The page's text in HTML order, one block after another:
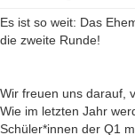
Es ist so weit: Das
die zweite Runde!
Wir freuen uns darauf,
Wie im letzten Jahr
Schüler*innen der Q1